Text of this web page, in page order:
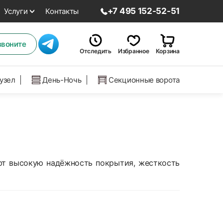
Услуги Контакты +7 495 152-52-51
Отследить Избранное Корзина
День-Ночь Секционные ворота
высокую надёжность покрытия, жесткость